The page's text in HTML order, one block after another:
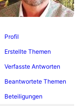
Profil
Erstellte Themen
Verfasste Antworten
Beantwortete Themen
Beteiligungen